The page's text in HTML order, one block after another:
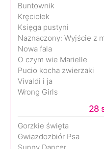
Buntownik
Kręciołek
Księga pustyni
Naznaczony: Wyjście z
Nowa fala
O czym wie Marielle
Pucio kocha zwierzaki
Vivaldi i ja
Wrong Girls
28
Gorzkie święta
Gwiazdozbiór Psa